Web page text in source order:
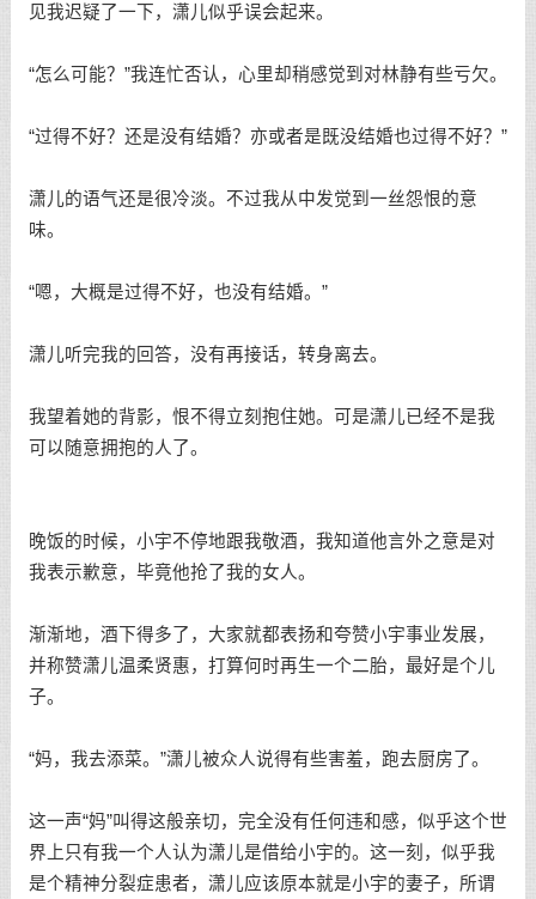
见我迟疑了一下，潇儿似乎误会起来。
“怎么可能？”我连忙否认，心里却稍感觉到对林静有些亏欠。
“过得不好？还是没有结婚？亦或者是既没结婚也过得不好？”
潇儿的语气还是很冷淡。不过我从中发觉到一丝怨恨的意
味。
“嗯，大概是过得不好，也没有结婚。”
潇儿听完我的回答，没有再接话，转身离去。
我望着她的背影，恨不得立刻抱住她。可是潇儿已经不是我
可以随意拥抱的人了。
晚饭的时候，小宇不停地跟我敬酒，我知道他言外之意是对
我表示歉意，毕竟他抢了我的女人。
渐渐地，酒下得多了，大家就都表扬和夸赞小宇事业发展，
并称赞潇儿温柔贤惠，打算何时再生一个二胎，最好是个儿
子。
“妈，我去添菜。”潇儿被众人说得有些害羞，跑去厨房了。
这一声“妈”叫得这般亲切，完全没有任何违和感，似乎这个世
界上只有我一个人认为潇儿是借给小宇的。这一刻，似乎我
是个精神分裂症患者，潇儿应该原本就是小宇的妻子，所谓